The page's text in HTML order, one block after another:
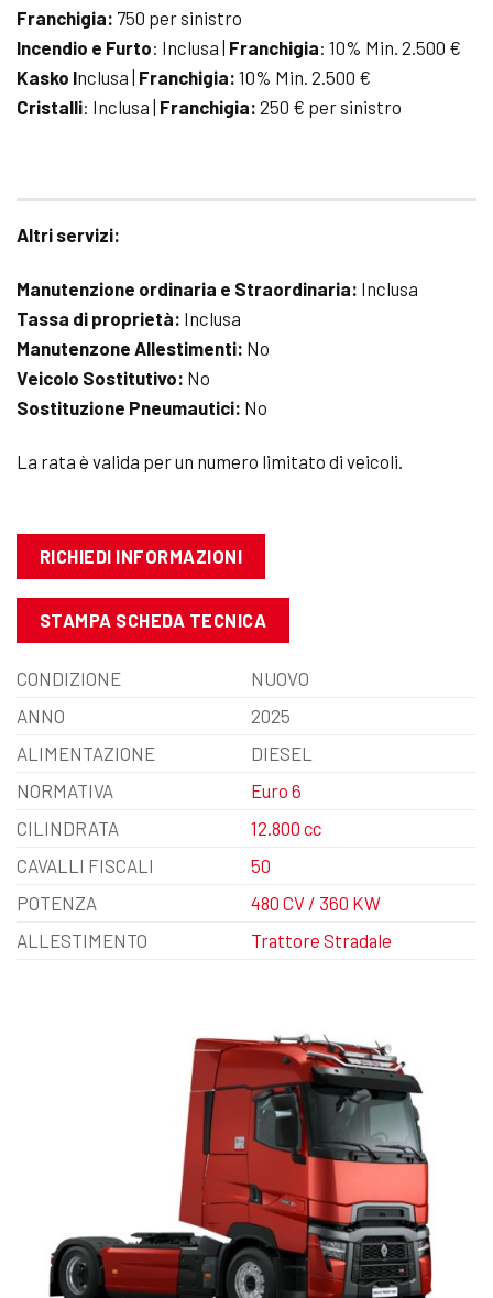
Franchigia: 750 per sinistro
Incendio e Furto: Inclusa | Franchigia: 10% Min. 2.500 €
Kasko Inclusa | Franchigia: 10% Min. 2.500 €
Cristalli: Inclusa | Franchigia: 250 € per sinistro
Altri servizi:
Manutenzione ordinaria e Straordinaria: Inclusa
Tassa di proprietà: Inclusa
Manutenzone Allestimenti: No
Veicolo Sostitutivo: No
Sostituzione Pneumautici: No
La rata è valida per un numero limitato di veicoli.
RICHIEDI INFORMAZIONI
STAMPA SCHEDA TECNICA
CONDIZIONE
NUOVO
ANNO
2025
ALIMENTAZIONE
DIESEL
NORMATIVA
Euro 6
CILINDRATA
12.800 cc
CAVALLI FISCALI
50
POTENZA
480 CV / 360 KW
ALLESTIMENTO
Trattore Stradale